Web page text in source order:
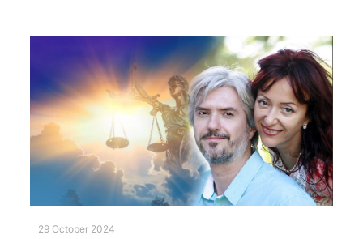
29 October 2024